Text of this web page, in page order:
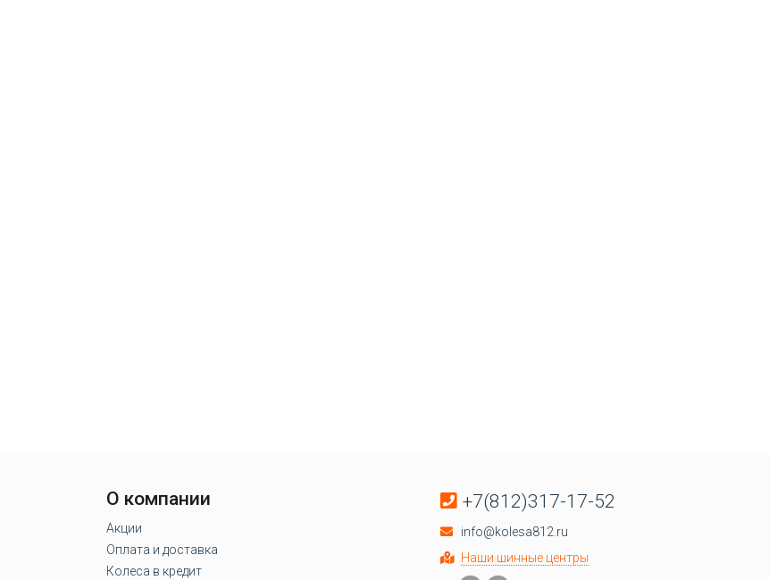
О компании
Акции
Оплата и доставка
Колеса в кредит
+7(812)317-17-52
info@kolesa812.ru
Наши шинные центры